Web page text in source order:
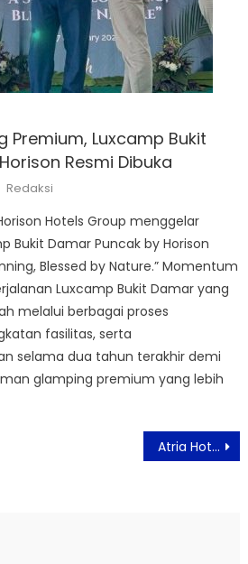
Premium, Luxcamp Bukit
Resmi Dibuka
Author
Redaksi
Hotels Group menggelar
Bukit Damar Puncak by Horison
Blessed by Nature.” Momentum
Luxcamp Bukit Damar yang
melalui berbagai proses
fasilitas, serta
selama dua tahun terakhir demi
glamping premium yang lebih
Atria Hotel & Residences Gading Serpong Berbagi untuk Yayasan Sayap Ibu Banten